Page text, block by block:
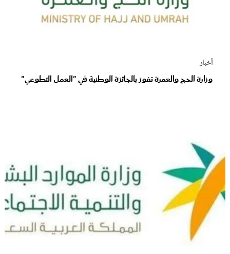
أخبار
وزارة الحج والعمرة تفوز بالجائزة الوطنية في "العمل التطوعي"